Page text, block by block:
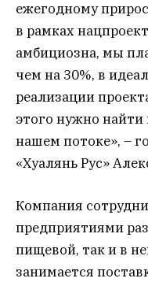
ежегодному
в рамках
амбициозна, мы
чем на 30%, в
реализации
этого нужно найти
нашем потоке», –
«Хуалянь Рус»
Компания
предприятиями
пищевой, так и в
занимается